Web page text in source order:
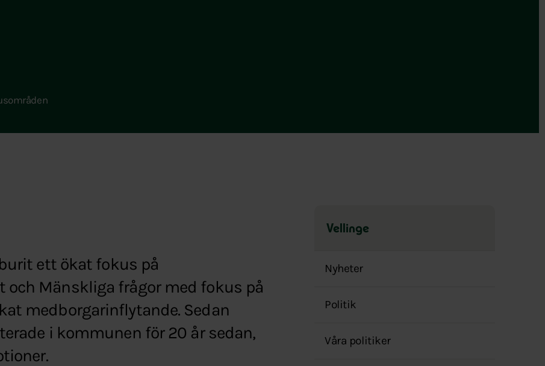
ett ökat fokus på
Mänskliga frågor med fokus på
medborgarinflytande. Sedan
i kommunen för 20 år sedan,
Vellinge
över
menyn
Nyheter
Politik
Våra politiker